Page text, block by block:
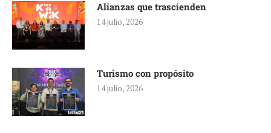
Alianzas que trascienden
14 julio, 2026
Turismo con propósito
14 julio, 2026